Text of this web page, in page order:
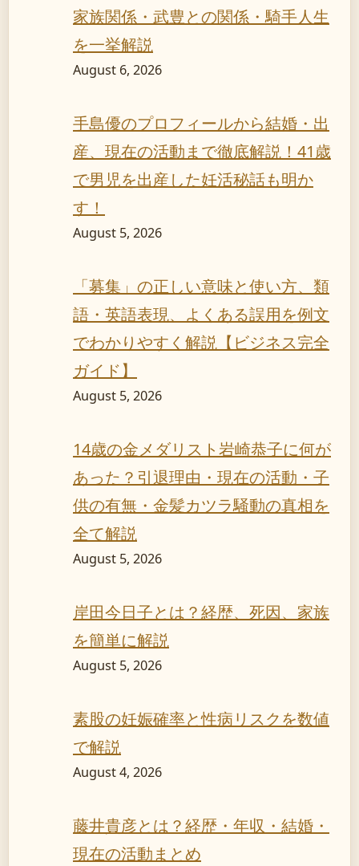
家族関係・武豊との関係・騎手人生
を一挙解説
August 6, 2026
手島優のプロフィールから結婚・出
産、現在の活動まで徹底解説！41歳
で男児を出産した妊活秘話も明か
す！
August 5, 2026
「募集」の正しい意味と使い方、類
語・英語表現、よくある誤用を例文
でわかりやすく解説【ビジネス完全
ガイド】
August 5, 2026
14歳の金メダリスト岩崎恭子に何が
あった？引退理由・現在の活動・子
供の有無・金髪カツラ騒動の真相を
全て解説
August 5, 2026
岸田今日子とは？経歴、死因、家族
を簡単に解説
August 5, 2026
素股の妊娠確率と性病リスクを数値
で解説
August 4, 2026
藤井貴彦とは？経歴・年収・結婚・
現在の活動まとめ